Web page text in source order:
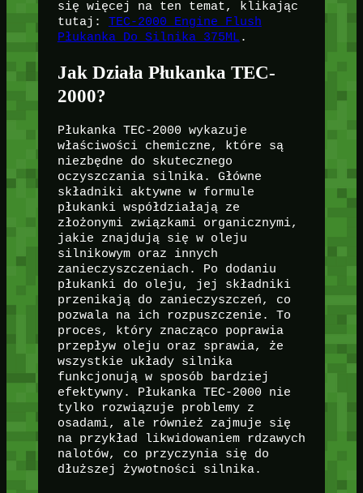
się więcej na ten temat, klikając
tutaj: TEC-2000 Engine Flush
Płukanka Do Silnika 375ML .
Jak Działa Płukanka TEC-
2000?
Płukanka TEC-2000 wykazuje
właściwości chemiczne, które są
niezbędne do skutecznego
oczyszczania silnika. Główne
składniki aktywne w formule
płukanki współdziałają ze
złożonymi związkami organicznymi,
jakie znajdują się w oleju
silnikowym oraz innych
zanieczyszczeniach. Po dodaniu
płukanki do oleju, jej składniki
przenikają do zanieczyszczeń, co
pozwala na ich rozpuszczenie. To
proces, który znacząco poprawia
przepływ oleju oraz sprawia, że
wszystkie układy silnika
funkcjonują w sposób bardziej
efektywny. Płukanka TEC-2000 nie
tylko rozwiązuje problemy z
osadami, ale również zajmuje się
na przykład likwidowaniem rdzawych
nalotów, co przyczynia się do
dłuższej żywotności silnika.